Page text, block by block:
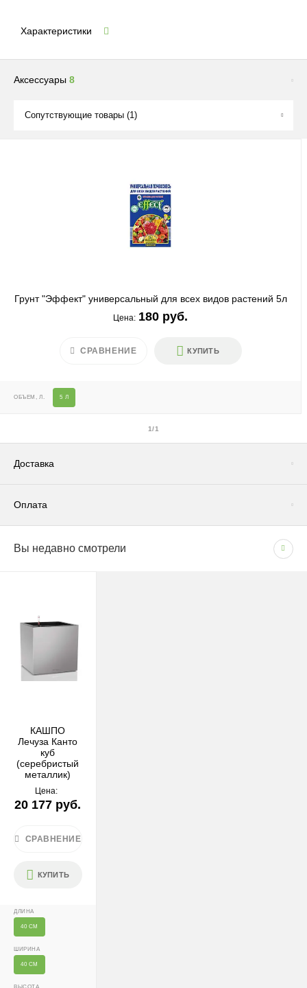
Характеристики
Аксессуары 8
Сопутствующие товары (1)
Грунт "Эффект" универсальный для всех видов растений 5л
Цена: 180 руб.
КУПИТЬ
СРАВНЕНИЕ
ОБЪЕМ, Л. 5 Л
1/1
Доставка
заказа; при безналичной оплате — после поступления
При отсутствии позиции на складе: растения — 1–2
недели, кашпо — 1,5–3 недели.
Москва (внутри МКАД) — 1000 ₽
МО за МКАД — 1000 ₽ + 60 ₽/км
После 18:00 — 1400 ₽
Крупногабаритные растения и композиции (вес > 40 кг
или высота > 150 см) — доставка + 2500 ₽
растения на объекте; в зимний период используем
Оплата
СПОСОБЫ ОПЛАТЫ
Вы недавно смотрели
КАШПО
Лечуза Канто
куб
(серебристый
металлик)
Цена:
20 177 руб.
КУПИТЬ
СРАВНЕНИЕ
ДЛИНА
40 СМ
ШИРИНА
40 СМ